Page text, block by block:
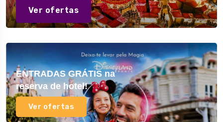
Ver ofertas
ENTRADAS GRÁTIS na
reserva de hotel!
Ver ofertas